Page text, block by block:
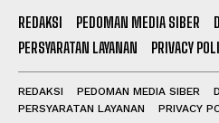
REDAKSI PEDOMAN MEDIA SIBER
PERSYARATAN LAYANAN
PRIVACY
REDAKSI PEDOMAN MEDIA SIBER
PERSYARATAN LAYANAN
PRIVACY